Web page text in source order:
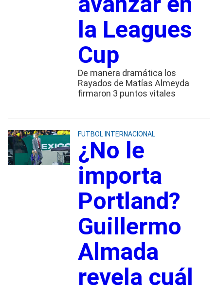
la Leagues
Cup
De manera dramática los
Rayados de Matías Almeyda
firmaron 3 puntos vitales
FUTBOL INTERNACIONAL
¿No le
importa
Portland?
Guillermo
Almada
revela cuál